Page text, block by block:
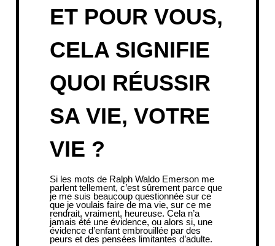
ET POUR VOUS,
CELA SIGNIFIE
QUOI RÉUSSIR
SA VIE, VOTRE
VIE ?
Si les mots de Ralph Waldo Emerson me
parlent tellement, c’est sûrement parce que
je me suis beaucoup questionnée sur ce
que je voulais faire de ma vie, sur ce me
rendrait, vraiment, heureuse. Cela n’a
jamais été une évidence, ou alors si, une
évidence d’enfant embrouillée par des
peurs et des pensées limitantes d’adulte.